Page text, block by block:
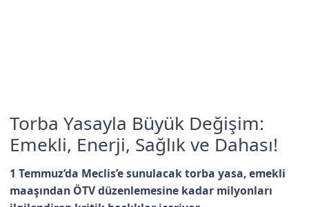
Torba Yasayla Büyük Değişim:
Emekli, Enerji, Sağlık ve Dahası!
1 Temmuz’da Meclis’e sunulacak torba yasa, emekli
maaşından ÖTV düzenlemesine kadar milyonları